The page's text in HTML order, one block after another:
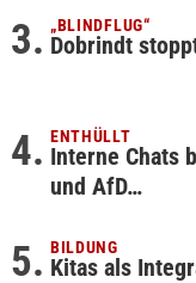
„BLINDFLUG“
Dobrindt
ENTHÜLLT
Interne Chats
und AfD…
BILDUNG
Kitas als